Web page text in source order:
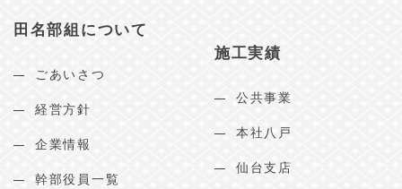
田名部組について
ごあいさつ
経営方針
企業情報
幹部役員一覧
施工実績
公共事業
本社八戸
仙台支店